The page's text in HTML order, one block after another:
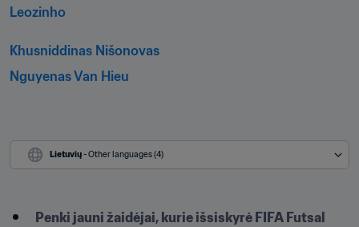
Leozinho
Khusniddinas Nišonovas
Nguyenas Van Hieu
Lietuvių - Other languages (4)
Penki jauni žaidėjai, kurie išsiskyrė FIFA Futsal